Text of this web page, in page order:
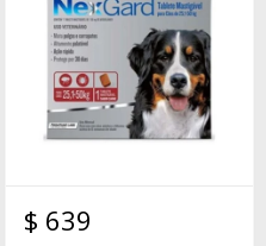
$ 639